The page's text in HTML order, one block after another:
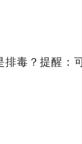
毒？提醒：